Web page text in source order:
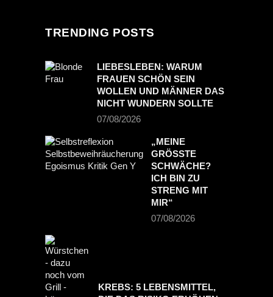
TRENDING POSTS
LIEBESLEBEN: WARUM
FRAUEN SCHÖN SEIN
WOLLEN UND MÄNNER DAS
NICHT WUNDERN SOLLTE
07/08/2026
„MEINE
GRÖSSTE S
CHWÄCHE? I
CH BIN ZU S
TRENG MIT M
IR“
07/08/2026
KREBS: 5 LEBENSMITTEL,